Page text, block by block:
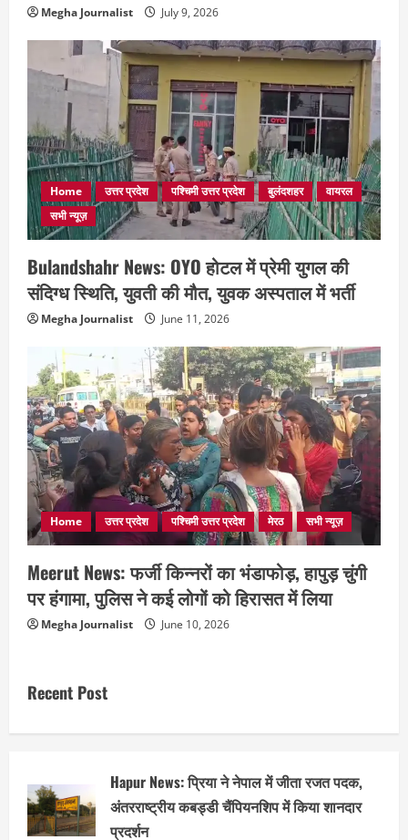
Megha Journalist July 9, 2026
Home उत्तर प्रदेश पश्चिमी उत्तर प्रदेश बुलंदशहर
वायरल
सभी न्यूज़
Bulandshahr News: OYO होटल में प्रेमी युगल की
संदिग्ध स्थिति, युवती की मौत, युवक अस्पताल में भर्ती
Megha Journalist June 11, 2026
Home उत्तर प्रदेश पश्चिमी उत्तर प्रदेश मेरठ सभी न्यूज़
Meerut News: फर्जी किन्नरों का भंडाफोड़, हापुड़ चुंगी
पर हंगामा, पुलिस ने कई लोगों को हिरासत में लिया
Megha Journalist June 10, 2026
Recent Post
Hapur News: प्रिया ने नेपाल में जीता रजत पदक,
अंतरराष्ट्रीय कबड्डी चैंपियनशिप में किया शानदार
प्रदर्शन